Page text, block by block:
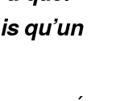
qu’un